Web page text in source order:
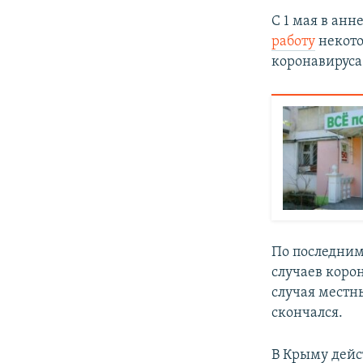
С 1 мая в
работу
По
случаев
случая
скончался.
В Крыму